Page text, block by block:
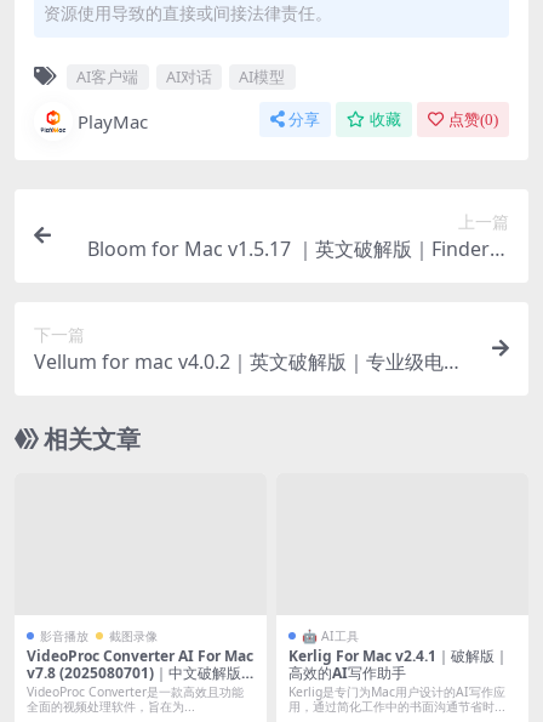
资源使用导致的直接或间接法律责任。
AI客户端 AI对话 AI模型
PlayMac 分享 收藏 点赞(0)
上一篇
Bloom for Mac v1.5.17 ｜英文破解版｜Finder访
下一篇
Vellum for mac v4.0.2｜英文破解版｜专业级电子
相关文章
影音播放 截图录像
VideoProc Converter AI For Mac
v7.8 (2025080701)｜中文破解版
｜一站式人工智能视频增强器和转
换器
VideoProc Converter是一款高效且功能
全面的视频处理软件，旨在为...
🤖 AI工具
Kerlig For Mac v2.4.1｜破解版｜
高效的AI写作助手
Kerlig是专门为Mac用户设计的AI写作应
用，通过简化工作中的书面沟通节省时...